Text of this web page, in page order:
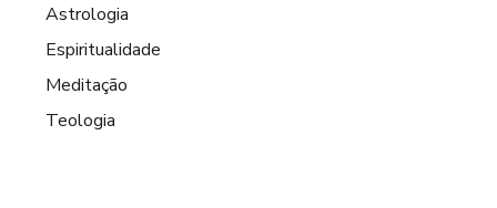
Astrologia
Espiritualidade
Meditação
Teologia